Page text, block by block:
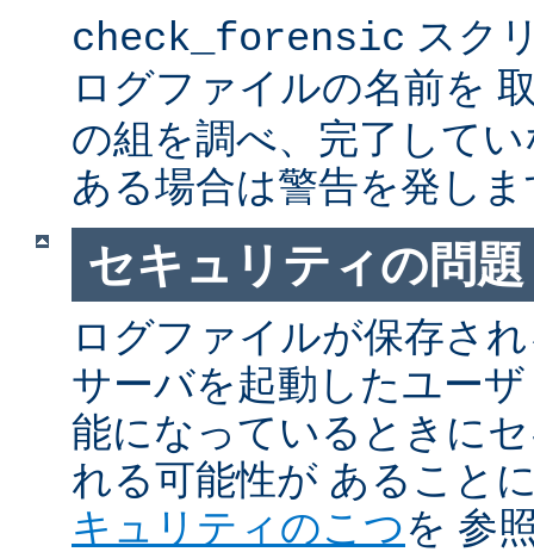
check_forensic スク
ログファイルの名前を
の組を調べ、完了して
ある場合は警告を発し
セキュリティの問題
ログファイルが保存さ
サーバを起動したユー
能になっているときに
れる可能性が あること
キュリティのこつを 参